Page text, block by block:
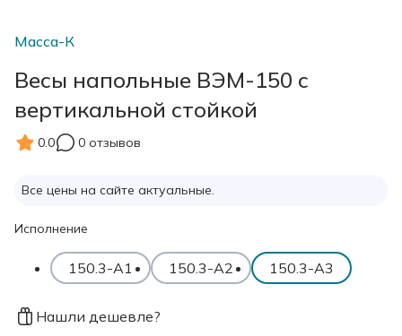
Масса-К
Весы напольные ВЭМ-150 с
вертикальной стойкой
0.0 0 отзывов
Все цены на сайте актуальные.
Исполнение
150.3-А1 150.3-А2 150.3-А3
Нашли дешевле?